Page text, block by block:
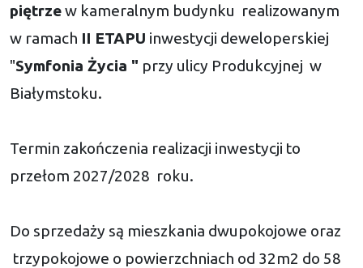
piętrzew kameralnym budynku realizowanym
w ramach II ETAPU inwestycji deweloperskiej
"Symfonia Życia " przy ulicy Produkcyjnej w
Białymstoku.
Termin zakończenia realizacji inwestycji to
przełom 2027/2028 roku.
Do sprzedaży są mieszkania dwupokojowe oraz
trzypokojowe o powierzchniach od 32m2 do 58